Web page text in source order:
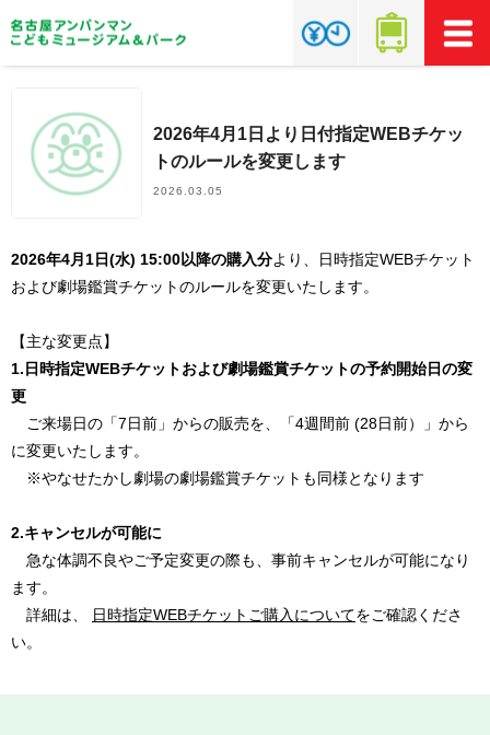
2026年4月1日より日付指定WEBチケッ
トのルールを変更します
2026.03.05
2026年4月1日(水) 15:00以降の購入分より、日時指定WEBチケット
および劇場鑑賞チケットのルールを変更いたします。
【主な変更点】
1.日時指定WEBチケットおよび劇場鑑賞チケットの予約開始日の変
更
ご来場日の「7日前」からの販売を、「4週間前 (28日前）」から
に変更いたします。
※やなせたかし劇場の劇場鑑賞チケットも同様となります
2.キャンセルが可能に
急な体調不良やご予定変更の際も、事前キャンセルが可能になり
ます。
詳細は、
日時指定WEBチケットご購入についてをご確認くださ
い。